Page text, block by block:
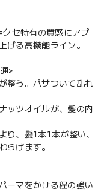
クセ特有の質感にアプ
げる高機能ライン。
>
整う。パサついて乱れ
ッツオイルが、髪の内
り、髪1本1本が整い、
らげます。
ーマをかける程の強い